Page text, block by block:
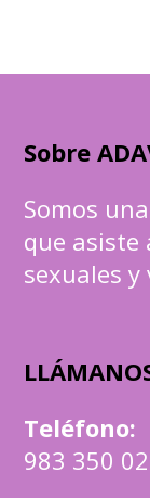
Sobre
Somos
que asiste
sexuales y
Teléfono:
983 350